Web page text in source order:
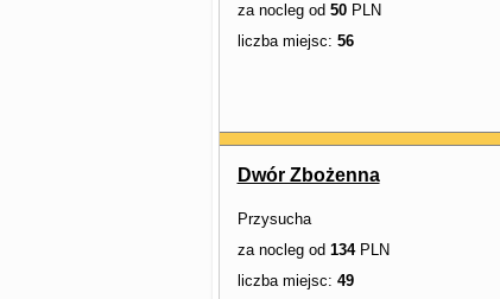
za nocleg od 50PLN
liczba miejsc: 56
Dwór Zbożenna
Przysucha
za nocleg od 134PLN
liczba miejsc: 49